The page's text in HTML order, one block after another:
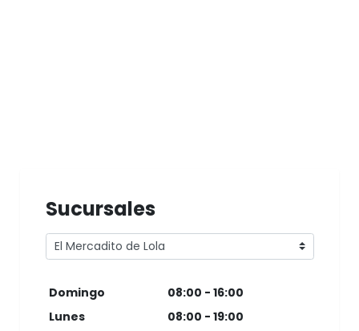
Sucursales
Domingo
08:00 - 16:00
Lunes
08:00 - 19:00